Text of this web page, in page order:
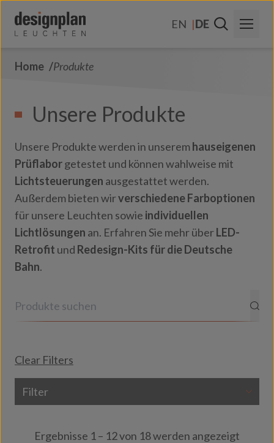
EN
DE
Kontakt
FAQs
Home Produkte
Unsere Produkte
Unsere Produkte werden in unseremhauseigenen
Prüflaborgetestet und können wahlweise mit
Lichtsteuerungen ausgestattet werden.
Außerdem bieten wirverschiedene Farboptionen
für unsere Leuchten sowie individuellen
Lichtlösungen an. Erfahren Sie mehr überLED-
Retrofit und Redesign-Kits für die Deutsche
Bahn.
Clear Filters
Filter
Ergebnisse 1 – 12 von 18 werden angezeigt